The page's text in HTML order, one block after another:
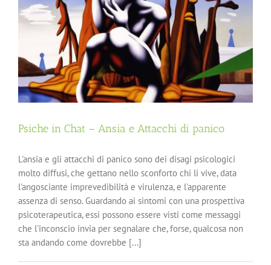
Psiche in Chat – Ansia e Attacchi di panico
L'ansia e gli attacchi di panico sono dei disagi psicologici
molto diffusi, che gettano nello sconforto chi li vive, data
l'angosciante imprevedibilità e virulenza, e l'apparente
assenza di senso. Guardando ai sintomi con una prospettiva
psicoterapeutica, essi possono essere visti come messaggi
che l'inconscio invia per segnalare che, forse, qualcosa non
sta andando come dovrebbe [...]